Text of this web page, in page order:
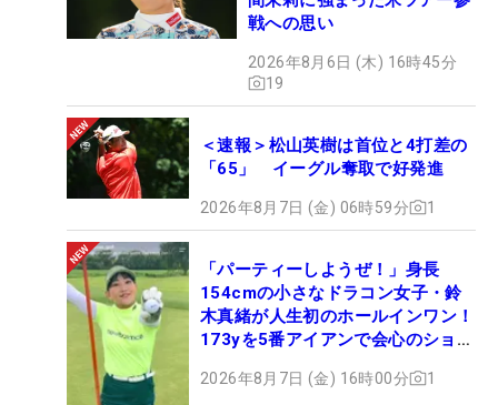
戦への思い
2026年8月6日 (木) 16時45分
19
＜速報＞松山英樹は首位と4打差の
「65」 イーグル奪取で好発進
2026年8月7日 (金) 06時59分 1
「パーティーしようぜ！」身長
154cmの小さなドラコン女子・鈴
木真緒が人生初のホールインワン！
173yを5番アイアンで会心のショッ
2026年8月7日 (金) 16時00分 1